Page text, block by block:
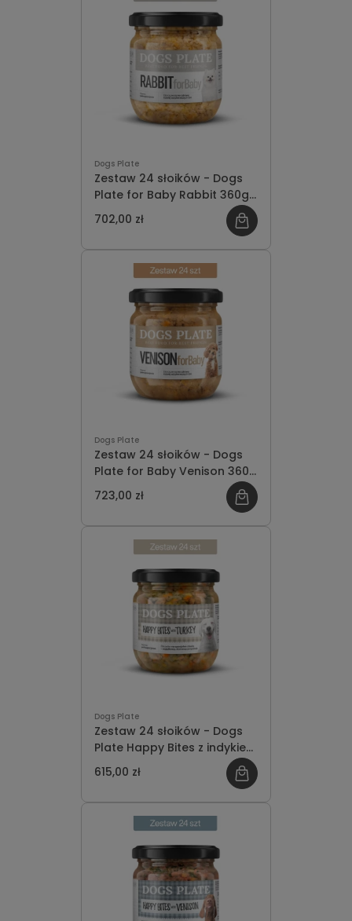
Dogs Plate
Zestaw 24 słoików - Dogs
Plate for Baby Rabbit 360g
- oszczędzasz 78 PLN
702,00 zł
Dogs Plate
Zestaw 24 słoików - Dogs
Plate for Baby Venison 360g
- oszczędzasz 81 PLN
723,00 zł
Dogs Plate
Zestaw 24 słoików - Dogs
Plate Happy Bites z indykiem
380g - oszczędzasz 69 PLN
615,00 zł